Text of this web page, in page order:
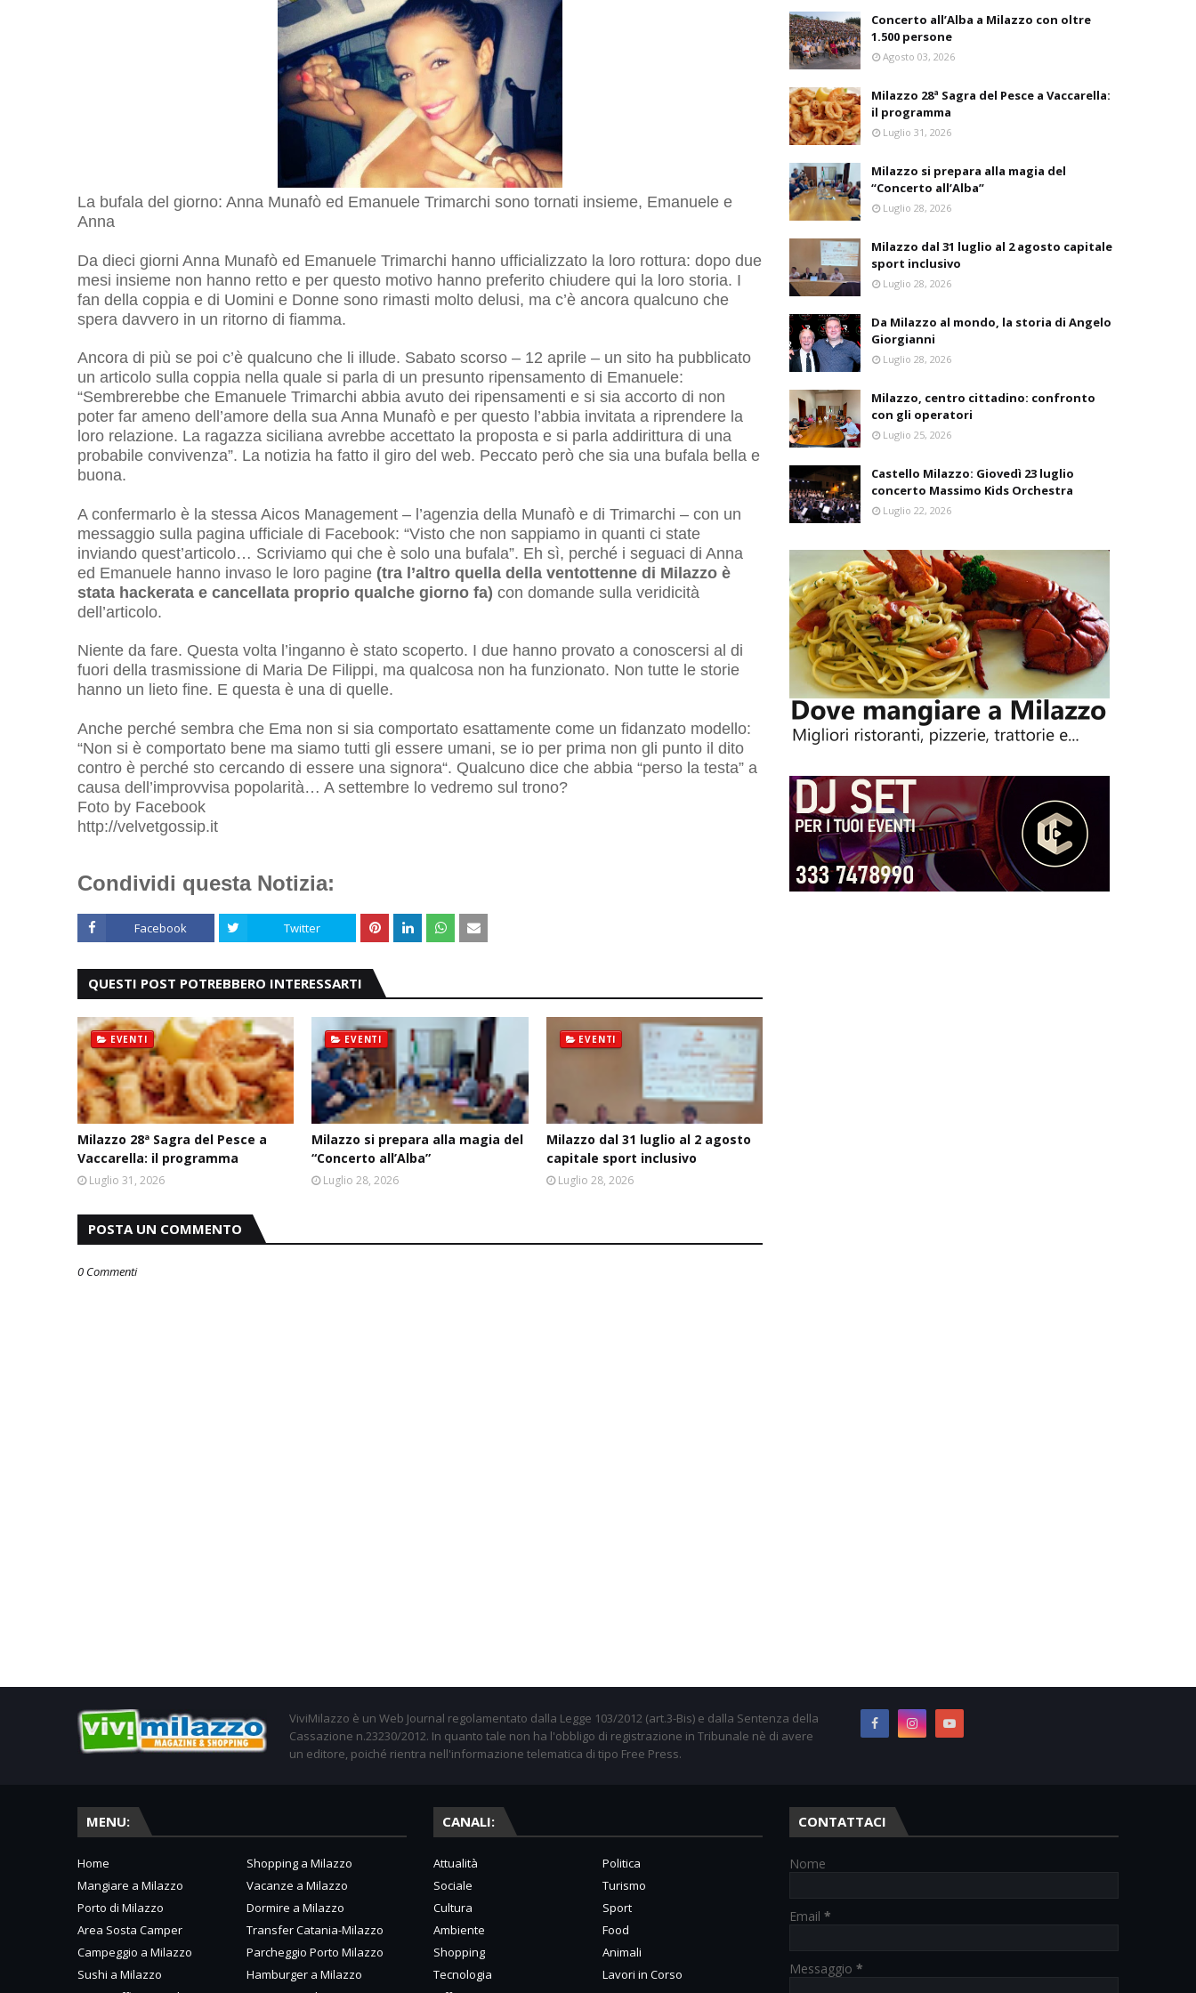
La bufala del giorno: Anna Munafò ed Emanuele Trimarchi sono tornati insieme, Emanuele e
Anna
Da dieci giorni Anna Munafò ed Emanuele Trimarchi hanno ufficializzato la loro rottura: dopo due
mesi insieme non hanno retto e per questo motivo hanno preferito chiudere qui la loro storia. I
fan della coppia e di Uomini e Donne sono rimasti molto delusi, ma c’è ancora qualcuno che
spera davvero in un ritorno di fiamma.
Ancora di più se poi c’è qualcuno che li illude. Sabato scorso – 12 aprile – un sito ha pubblicato
un articolo sulla coppia nella quale si parla di un presunto ripensamento di Emanuele:
“Sembrerebbe che Emanuele Trimarchi abbia avuto dei ripensamenti e si sia accorto di non
poter far ameno dell’amore della sua Anna Munafò e per questo l’abbia invitata a riprendere la
loro relazione. La ragazza siciliana avrebbe accettato la proposta e si parla addirittura di una
probabile convivenza”. La notizia ha fatto il giro del web. Peccato però che sia una bufala bella e
buona.
A confermarlo è la stessa Aicos Management – l’agenzia della Munafò e di Trimarchi – con un
messaggio sulla pagina ufficiale di Facebook: “Visto che non sappiamo in quanti ci state
inviando quest’articolo… Scriviamo qui che è solo una bufala”. Eh sì, perché i seguaci di Anna
ed Emanuele hanno invaso le loro pagine (tra l’altro quella della ventottenne di Milazzo è
stata hackerata e cancellata proprio qualche giorno fa) con domande sulla veridicità
dell’articolo.
Niente da fare. Questa volta l’inganno è stato scoperto. I due hanno provato a conoscersi al di
fuori della trasmissione di Maria De Filippi, ma qualcosa non ha funzionato. Non tutte le storie
hanno un lieto fine. E questa è una di quelle.
Anche perché sembra che Ema non si sia comportato esattamente come un fidanzato modello:
“Non si è comportato bene ma siamo tutti gli essere umani, se io per prima non gli punto il dito
contro è perché sto cercando di essere una signora“. Qualcuno dice che abbia “perso la testa” a
causa dell’improvvisa popolarità… A settembre lo vedremo sul trono?
Foto by Facebook
http://velvetgossip.it
Condividi questa Notizia:
Facebook Twitter
QUESTI POST POTREBBERO INTERESSARTI
EVENTI
Milazzo 28ª Sagra del Pesce a
Vaccarella: il programma
Luglio 31, 2026
EVENTI
Milazzo si prepara alla magia del
“Concerto all’Alba”
Luglio 28, 2026
EVENTI
Milazzo dal 31 luglio al 2 agosto
capitale sport inclusivo
Luglio 28, 2026
POSTA UN COMMENTO
0 Commenti
Concerto all’Alba a Milazzo con oltre
1.500 persone
Agosto 03, 2026
Milazzo 28ª Sagra del Pesce a Vaccarella:
il programma
Luglio 31, 2026
Milazzo si prepara alla magia del
“Concerto all’Alba”
Luglio 28, 2026
Milazzo dal 31 luglio al 2 agosto capitale
sport inclusivo
Luglio 28, 2026
Da Milazzo al mondo, la storia di Angelo
Giorgianni
Luglio 28, 2026
Milazzo, centro cittadino: confronto
con gli operatori
Luglio 25, 2026
Castello Milazzo: Giovedì 23 luglio
concerto Massimo Kids Orchestra
Luglio 22, 2026
ViviMilazzo è un Web Journal regolamentato dalla Legge 103/2012 (art.3-Bis) e dalla Sentenza della
Cassazione n.23230/2012. In quanto tale non ha l'obbligo di registrazione in Tribunale nè di avere
un editore, poiché rientra nell'informazione telematica di tipo Free Press.
MENU:
Home
Shopping a Milazzo
Mangiare a Milazzo
Vacanze a Milazzo
Porto di Milazzo
Dormire a Milazzo
Area Sosta Camper
Transfer Catania-Milazzo
Campeggio a Milazzo
Parcheggio Porto Milazzo
Sushi a Milazzo
Hamburger a Milazzo
CANALI:
Attualità
Politica
Sociale
Turismo
Cultura
Sport
Ambiente
Food
Shopping
Animali
Tecnologia
Lavori in Corso
CONTATTACI
Nome
Email *
Messaggio *